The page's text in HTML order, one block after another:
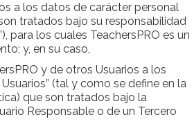
a los datos de carácter personal
tratados bajo su responsabilidad
para los cuales TeachersPRO es un
y, en su caso,
y de otros Usuarios a los
(tal y como se define en la
que son tratados bajo la
Responsable o de un Tercero